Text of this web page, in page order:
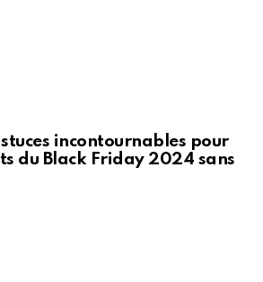
incontournables pour
du Black Friday 2024 sans